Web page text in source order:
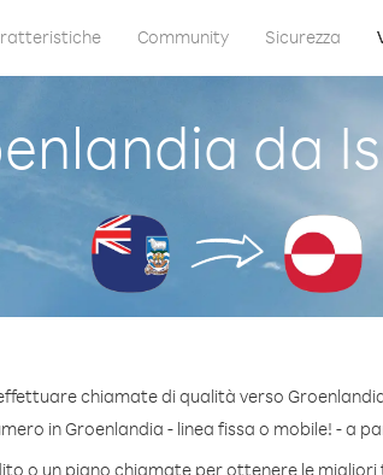
Community Sicurezza
da
chiamate di qualità verso
in Groenlandia - linea fissa o mobile! - a
o un piano chiamate per ottenere le